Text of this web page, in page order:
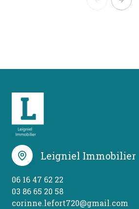
Leigniel Immobilier
06 16 47 62 22
03 86 65 20 58
corinne.lefort720@gmail.com